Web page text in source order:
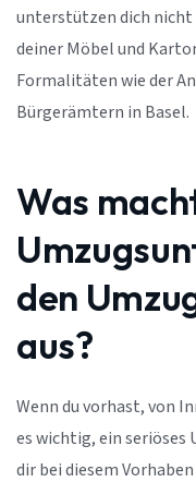
unterstützen dich
deiner Möbel und
Formalitäten wie der
Bürgerämtern in Basel.
Was
den
aus?
Wenn du vorhast, von
es wichtig, ein seriöses
dir bei diesem